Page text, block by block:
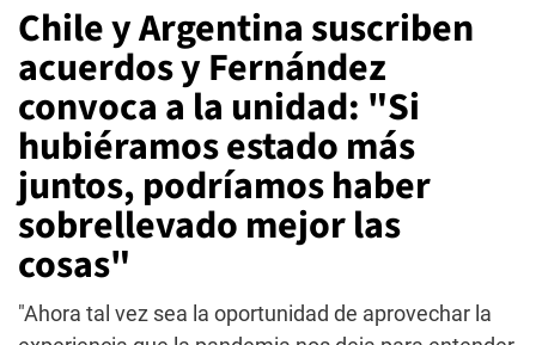
Chile y Argentina suscriben
acuerdos y Fernández
convoca a la unidad: "Si
hubiéramos estado más
juntos, podríamos haber
sobrellevado mejor las
cosas"
"Ahora tal vez sea la oportunidad de aprovechar la